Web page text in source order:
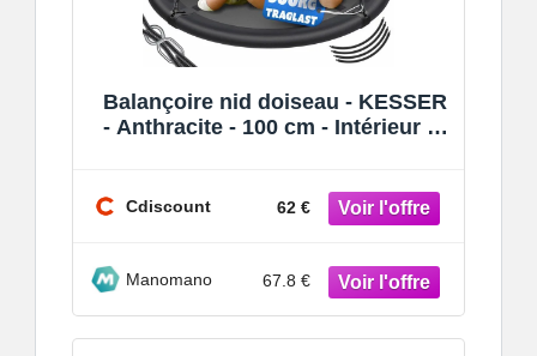
Balançoire nid doiseau - KESSER
- Anthracite - 100 cm - Intérieur et
Cdiscount 62 €
Manomano 67.8 €